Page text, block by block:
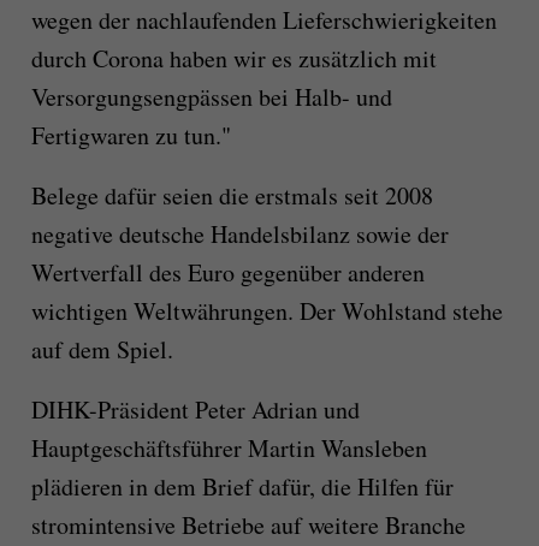
wegen der nachlaufenden Lieferschwierigkeiten
durch Corona haben wir es zusätzlich mit
Versorgungsengpässen bei Halb- und
Fertigwaren zu tun."
Belege dafür seien die erstmals seit 2008
negative deutsche Handelsbilanz sowie der
Wertverfall des Euro gegenüber anderen
wichtigen Weltwährungen. Der Wohlstand stehe
auf dem Spiel.
DIHK-Präsident Peter Adrian und
Hauptgeschäftsführer Martin Wansleben
plädieren in dem Brief dafür, die Hilfen für
stromintensive Betriebe auf weitere Branche